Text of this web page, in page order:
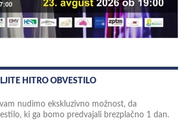
HITRO OBVESTILO
nudimo ekskluzivno možnost, da
ki ga bomo predvajali brezplačno 1 dan.